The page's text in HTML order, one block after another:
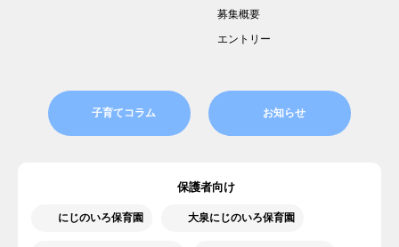
募集概要
エントリー
子育てコラム お知らせ
保護者向け
にじのいろ保育園 大泉にじのいろ保育園